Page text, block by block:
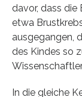
davor, dass die
etwa
ausgegangen,
des Kindes so
In die gleiche